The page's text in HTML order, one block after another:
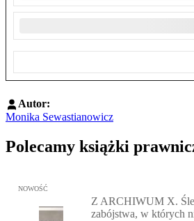
Autor:
Monika Sewastianowicz
Polecamy książki
Przejdź do: Z ARCHIWUM X.
NOWOŚĆ
Z ARCHIWUM X.
zabójstwa, w których